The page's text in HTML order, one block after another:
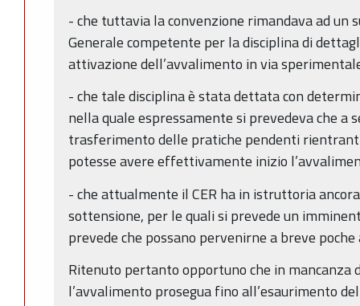
- che tuttavia la convenzione rimandava ad un
Generale competente per la disciplina di
attivazione dell’avvalimento in via
- che tale disciplina è stata dettata con
nella quale espressamente si prevedeva che a
trasferimento delle pratiche pendenti
potesse avere effettivamente inizio
- che attualmente il CER ha in istruttoria
sottensione, per le quali si prevede un
prevede che possano pervenirne a breve
Ritenuto pertanto opportuno che in mancanza
l’avvalimento prosegua fino all’esaurimento